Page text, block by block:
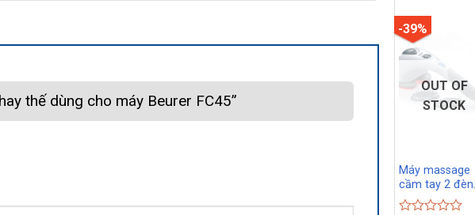
thế dùng cho máy Beurer FC45”
of
5
-39%
OUT OF
STOCK
Máy massage
cầm tay 2 đèn
hồng ngoại